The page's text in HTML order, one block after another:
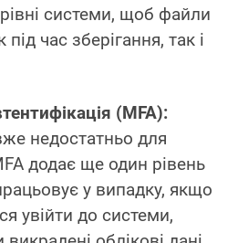
системи, щоб файли
час зберігання, так і
(MFA):
недостатньо для
додає ще один рівень
у випадку, якщо
увійти до системи,